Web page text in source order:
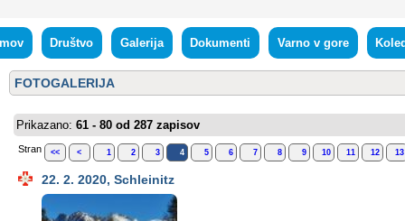
Društvo Galerija Dokumenti Varno v gore
FOTOGALERIJA
Prikazano: 61 - 80 od 287 zapisov
Stran << < 1 2 3 4 5 6 7 8 9 10 11 12
22. 2. 2020, Schleinitz